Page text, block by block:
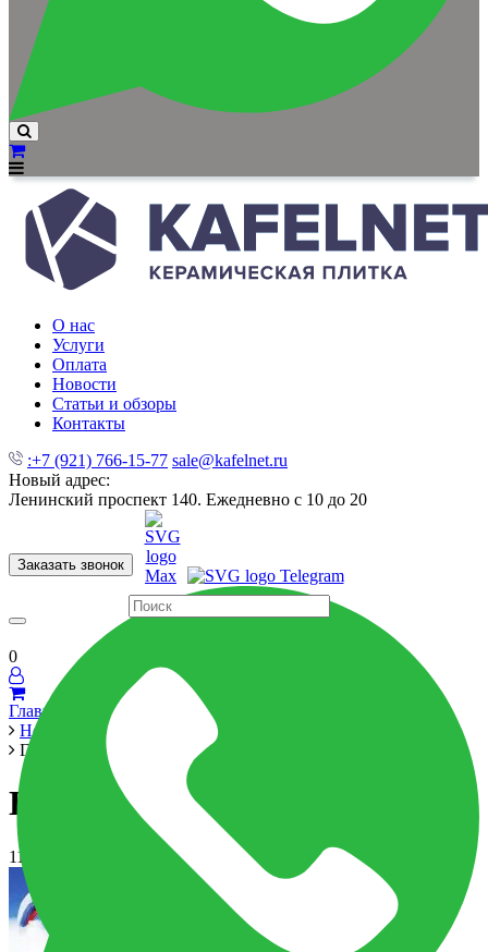
О нас
Услуги
Оплата
Новости
Статьи и обзоры
Контакты
:+7 (921) 766-15-77 sale@kafelnet.ru
Новый адрес:
Ленинский проспект 140. Ежедневно с 10 до 20
Заказать звонок
60x120 60x60 Для ванной Для кухни
0
Главная
Новости
График работы 12 июня
График работы 12 июня
11 июня 2024